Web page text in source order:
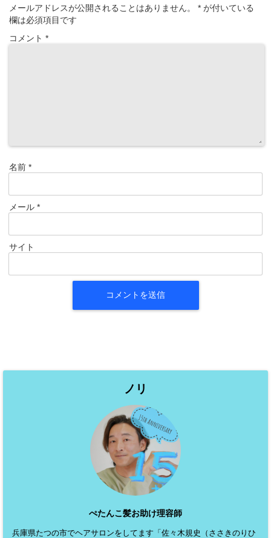
メールアドレスが公開されることはありません。 * が付いている
欄は必須項目です
コメント *
名前 *
メール *
サイト
ノリ
ぺたんこ髪お助け理容師
兵庫県たつの市でヘアサロンをしてます「佐々木規史（ささきのりひ